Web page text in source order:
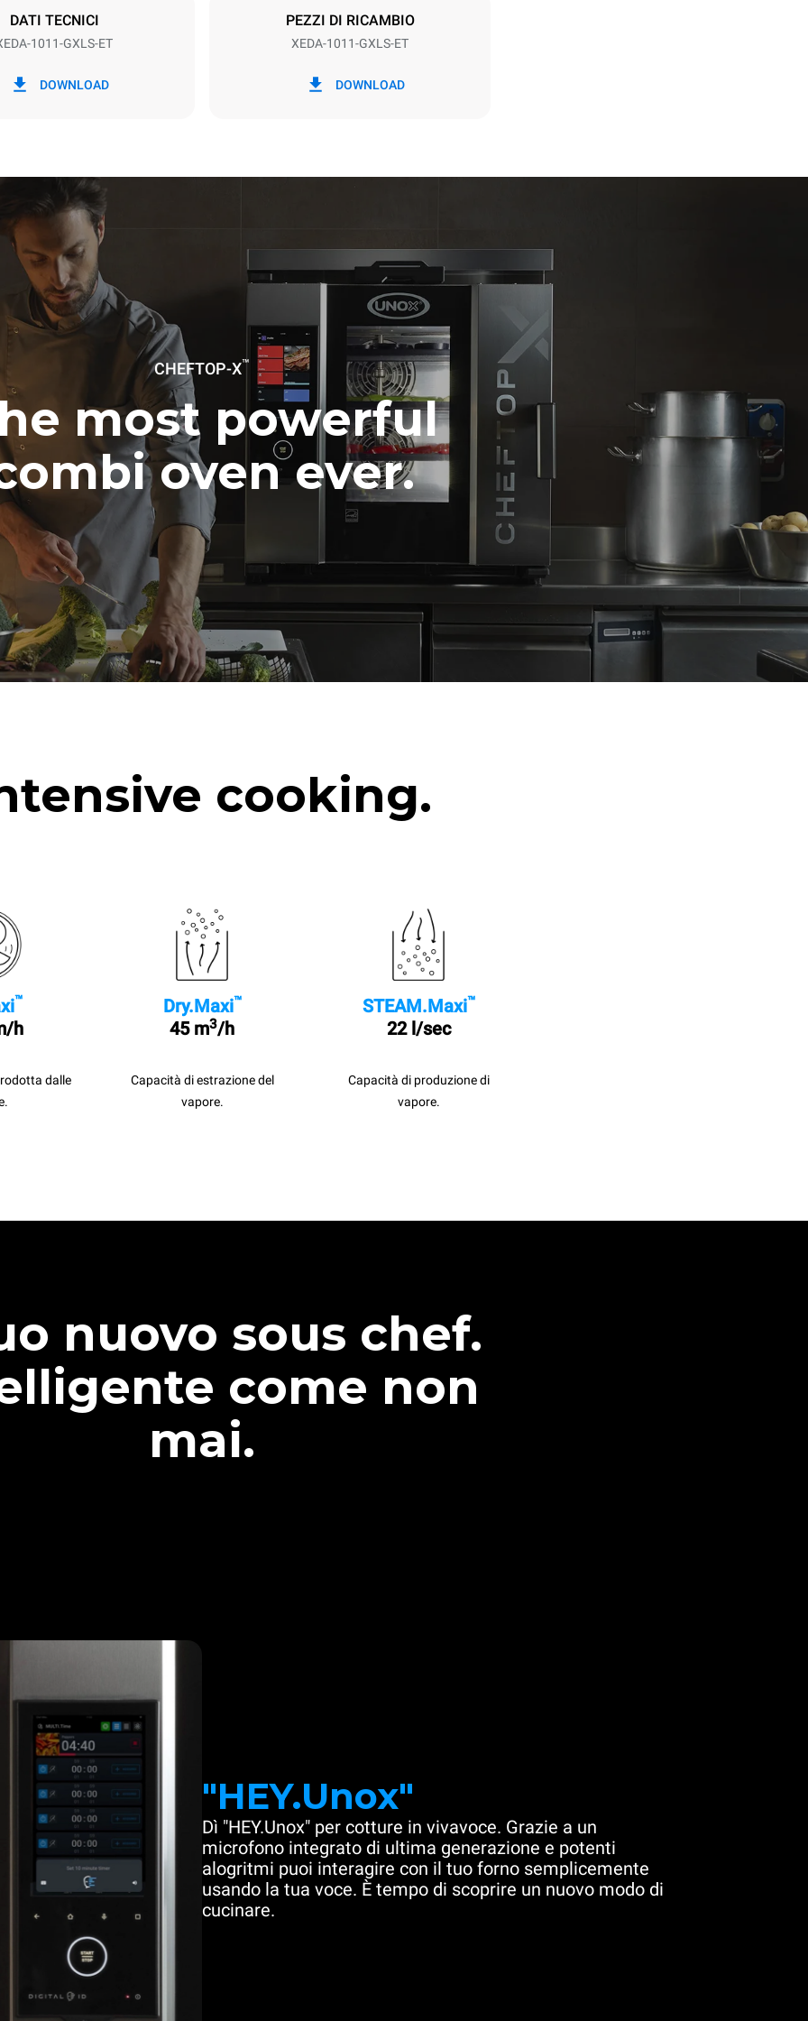
acquistare energia prodotta da fonti
rinnovabili. Non ci sono dati disponibili per
il calcolo delle emissioni indirette legate
Greenhouse Gas Protocol
ipotizzando i seguenti lavaggi
DATI TECNICI
1011-GXLS-ET
DOWNLOAD
PEZZI DI RICAMBIO
XEDA-1011-GXLS-ET
DOWNLOAD
CHEFTOP-X™
most powerful
oven ever.
cooking.
™
h
dalle
Dry.Maxi™
45 m3/h
Capacità di estrazione del
vapore.
STEAM.Maxi™
22 l/sec
Capacità di produzione di
vapore.
nuovo sous chef.
come non
mai.
"HEY.Unox"
Dì "HEY.Unox" per cotture in vivavoce. Grazie a un
microfono integrato di ultima generazione e potenti
alogritmi puoi interagire con il tuo forno semplicemente
usando la tua voce. È tempo di scoprire un nuovo modo di
cucinare.